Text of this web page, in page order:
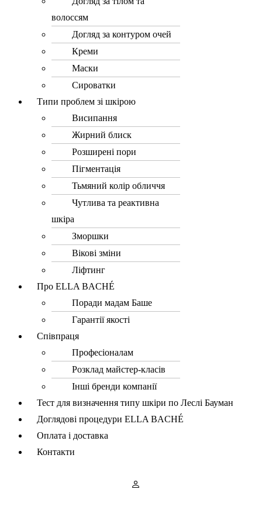
волоссям
Догляд за контуром очей
Креми
Маски
Сироватки
Типи проблем зі шкірою
Висипання
Жирний блиск
Розширені пори
Пігментація
Тьмяний колір обличчя
Чутлива та реактивна
шкіра
Зморшки
Вікові зміни
Ліфтинг
Про ELLA BACHÉ
Поради мадам Баше
Гарантії якості
Співпраця
Професіоналам
Розклад майстер-класів
Інші бренди компанії
Тест для визначення типу шкіри по Леслі Бауман
Доглядові процедури ELLA BACHÉ
Оплата і доставка
Контакти